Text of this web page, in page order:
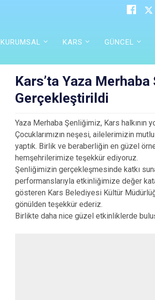
KURUMSAL KARS GÜNCEL
Kars’ta Yaza
Gerçekleştirildi
Yaza Merhaba Şenliğimiz, Kars halkının
Çocuklarımızın neşesi, ailelerimizin
yaptık. Birlik ve beraberliğin en güzel
hemşehrilerimize teşekkür ediyoruz.
Şenliğimizin gerçekleşmesinde katkı
performanslarıyla etkinliğimize değer
gösteren Kars Belediyesi Kültür
gönülden teşekkür ederiz.
Birlikte daha nice güzel etkinliklerde